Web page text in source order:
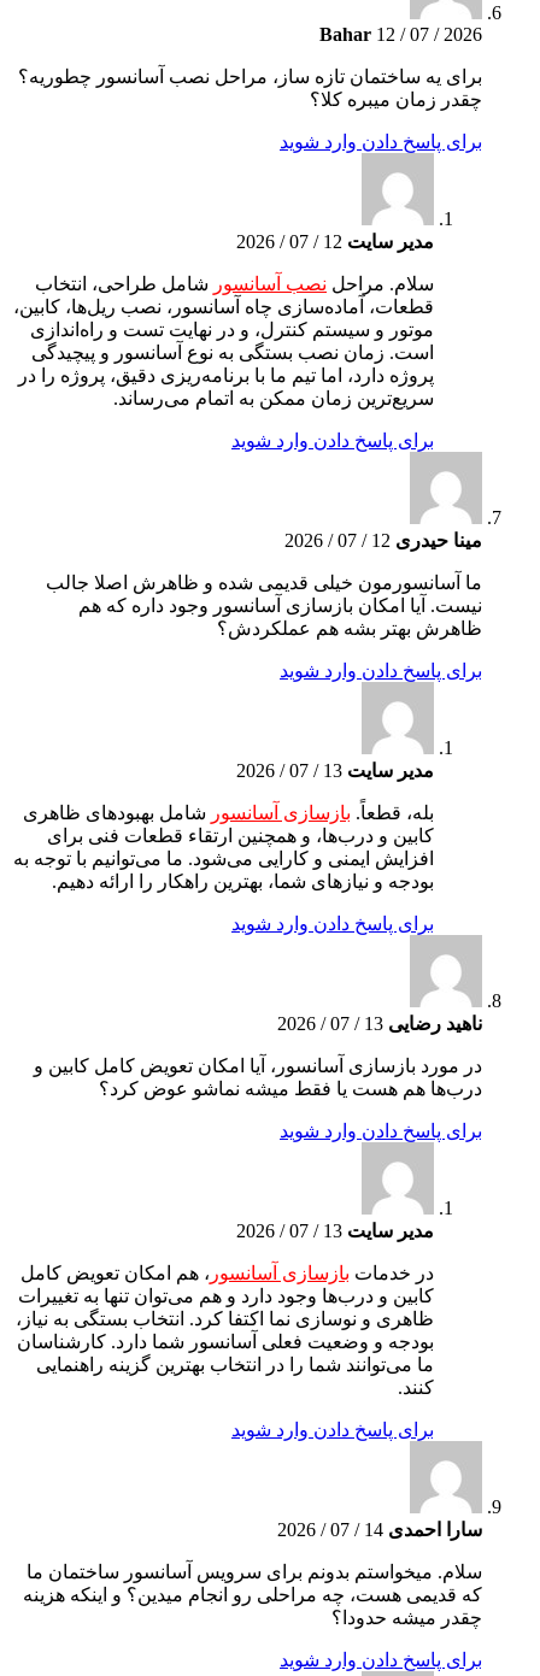
Bahar 12 / 07 / 2026
برای یه ساختمان تازه ساز، مراحل نصب آسانسور چطوریه؟
چقدر زمان میبره کلا؟
برای پاسخ دادن وارد شوید
مدیر سایت 12 / 07 / 2026
سلام. مراحل نصب آسانسور شامل طراحی، انتخاب
قطعات، آماده‌سازی چاه آسانسور، نصب ریل‌ها، کابین،
موتور و سیستم کنترل، و در نهایت تست و راه‌اندازی
است. زمان نصب بستگی به نوع آسانسور و پیچیدگی
پروژه دارد، اما تیم ما با برنامه‌ریزی دقیق، پروژه را در
سریع‌ترین زمان ممکن به اتمام می‌رساند.
برای پاسخ دادن وارد شوید
مینا حیدری 12 / 07 / 2026
ما آسانسورمون خیلی قدیمی شده و ظاهرش اصلا جالب
نیست. آیا امکان بازسازی آسانسور وجود داره که هم
ظاهرش بهتر بشه هم عملکردش؟
برای پاسخ دادن وارد شوید
مدیر سایت 13 / 07 / 2026
بله، قطعاً. بازسازی آسانسور شامل بهبودهای ظاهری
کابین و درب‌ها، و همچنین ارتقاء قطعات فنی برای
افزایش ایمنی و کارایی می‌شود. ما می‌توانیم با توجه به
بودجه و نیازهای شما، بهترین راهکار را ارائه دهیم.
برای پاسخ دادن وارد شوید
ناهید رضایی 13 / 07 / 2026
در مورد بازسازی آسانسور، آیا امکان تعویض کامل کابین و
درب‌ها هم هست یا فقط میشه نماشو عوض کرد؟
برای پاسخ دادن وارد شوید
مدیر سایت 13 / 07 / 2026
در خدمات بازسازی آسانسور ، هم امکان تعویض کامل
کابین و درب‌ها وجود دارد و هم می‌توان تنها به تغییرات
ظاهری و نوسازی نما اکتفا کرد. انتخاب بستگی به نیاز،
بودجه و وضعیت فعلی آسانسور شما دارد. کارشناسان
ما می‌توانند شما را در انتخاب بهترین گزینه راهنمایی
کنند.
برای پاسخ دادن وارد شوید
سارا احمدی 14 / 07 / 2026
سلام. میخواستم بدونم برای سرویس آسانسور ساختمان ما
که قدیمی هست، چه مراحلی رو انجام میدین؟ و اینکه هزینه
چقدر میشه حدودا؟
برای پاسخ دادن وارد شوید